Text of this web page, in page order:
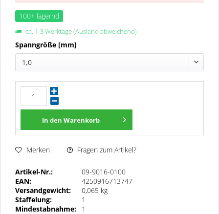
100+ lagernd
ca. 1-3 Werktage (Ausland abweichend)
Spanngröße [mm]
1,0
In den Warenkorb
Merken Fragen zum Artikel?
Artikel-Nr.:
09-9016-0100
EAN:
4250916713747
Versandgewicht:
0,065 kg
Staffelung:
1
Mindestabnahme:
1